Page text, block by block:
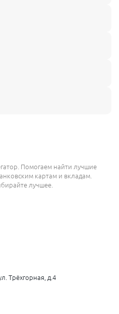
Помогаем найти лучшие
картам и вкладам.
лучшее.
Трёхгорная, д.4